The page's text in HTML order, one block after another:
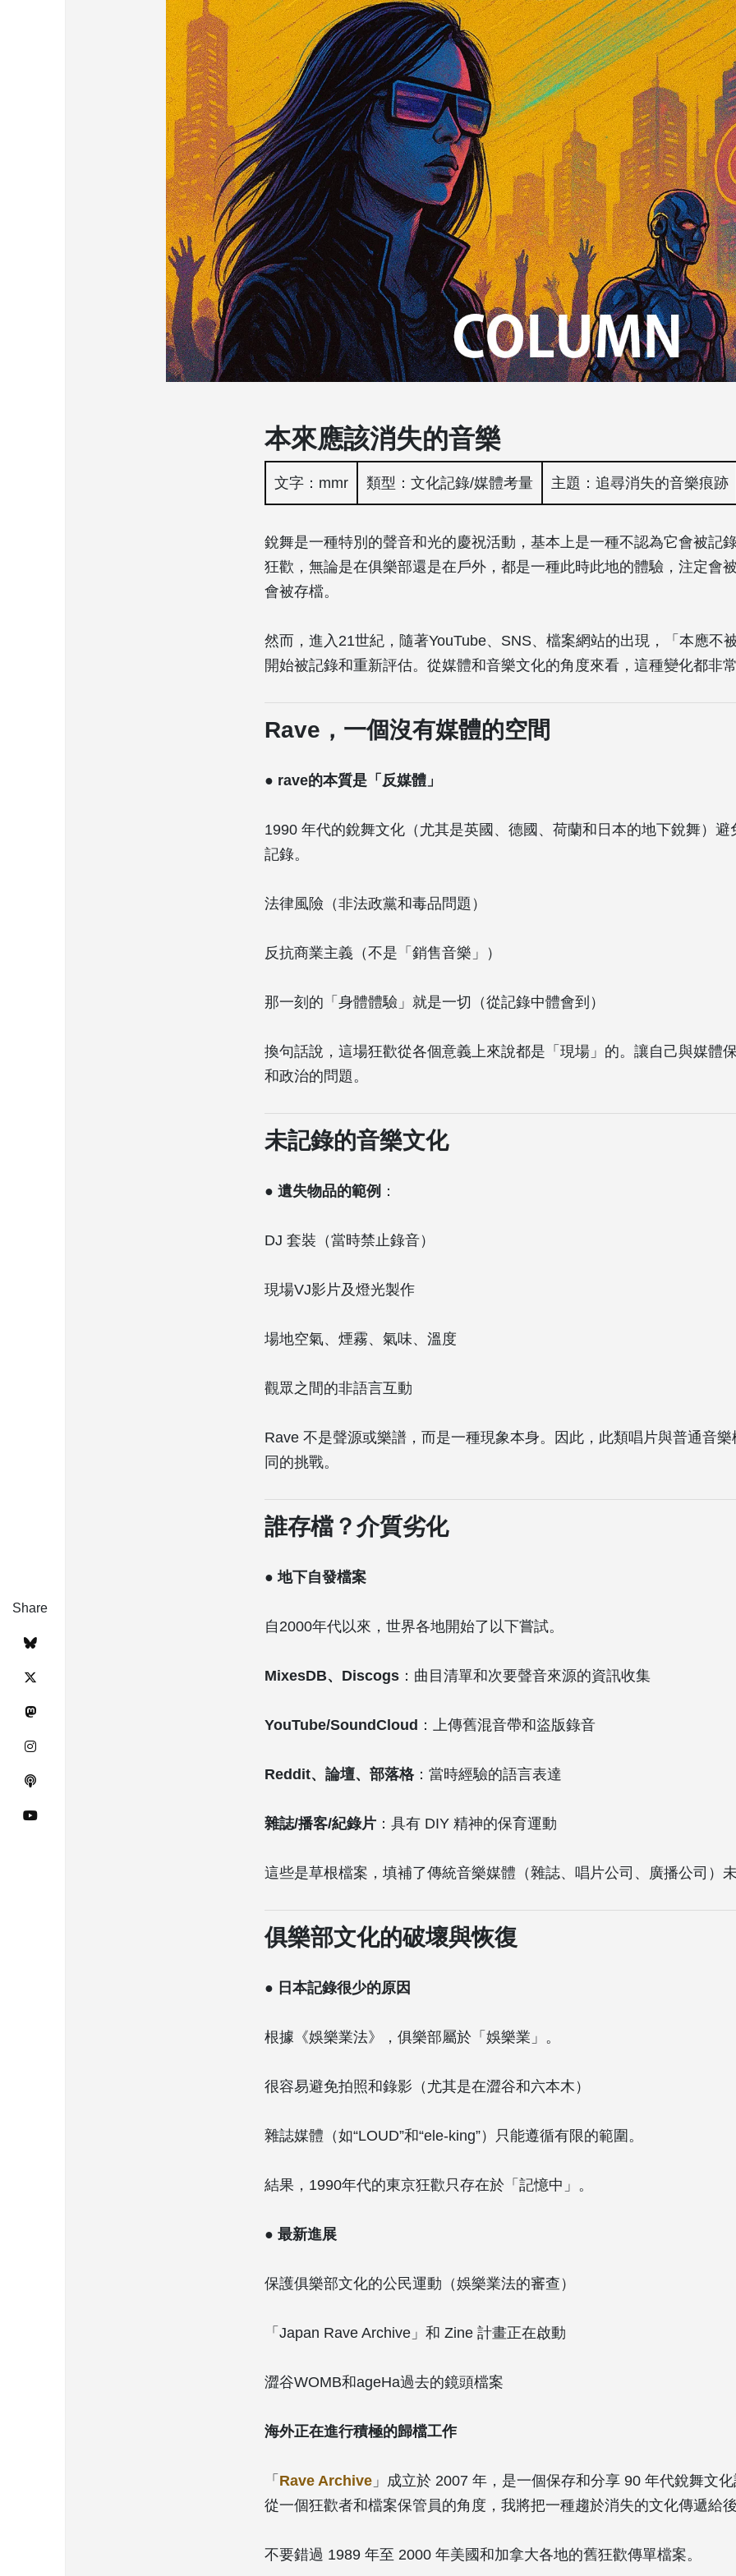
本來應該消失的音樂
文字：mmr 類型：文化記錄/媒體考量 主題：追尋消失的音樂痕跡
銳舞是一種特別的聲音和光的慶祝活動，基本上是一種不認為它會被記錄
狂歡，無論是在俱樂部還是在戶外，都是一種此時此地的體驗，注定會
會被存檔。
然而，進入21世紀，隨著YouTube、SNS、檔案網站的出現，「本應不
開始被記錄和重新評估。從媒體和音樂文化的角度來看，這種變化都非常
Rave，一個沒有媒體的空間
● rave的本質是「反媒體」
1990 年代的銳舞文化（尤其是英國、德國、荷蘭和日本的地下銳舞）避
記錄。
法律風險（非法政黨和毒品問題）
反抗商業主義（不是「銷售音樂」）
那一刻的「身體體驗」就是一切（從記錄中體會到）
換句話說，這場狂歡從各個意義上來說都是「現場」的。讓自己與媒體
和政治的問題。
未記錄的音樂文化
● 遺失物品的範例 ：
DJ 套裝（當時禁止錄音）
現場VJ影片及燈光製作
場地空氣、煙霧、氣味、溫度
觀眾之間的非語言互動
Rave 不是聲源或樂譜，而是一種現象本身。因此，此類唱片與普通音
同的挑戰。
誰存檔？介質劣化
● 地下自發檔案
自2000年代以來，世界各地開始了以下嘗試。
MixesDB、Discogs ：曲目清單和次要聲音來源的資訊收集
YouTube/SoundCloud ：上傳舊混音帶和盜版錄音
Reddit、論壇、部落格：當時經驗的語言表達
雜誌/播客/紀錄片 ：具有 DIY 精神的保育運動
這些是草根檔案，填補了傳統音樂媒體（雜誌、唱片公司、廣播公司）未
俱樂部文化的破壞與恢復
● 日本記錄很少的原因
根據《娛樂業法》，俱樂部屬於「娛樂業」。
很容易避免拍照和錄影（尤其是在澀谷和六本木）
雜誌媒體（如“LOUD”和“ele-king”）只能遵循有限的範圍。
結果，1990年代的東京狂歡只存在於「記憶中」。
● 最新進展
保護俱樂部文化的公民運動（娛樂業法的審查）
「Japan Rave Archive」和 Zine 計畫正在啟動
澀谷WOMB和ageHa過去的鏡頭檔案
海外正在進行積極的歸檔工作
「 Rave Archive 」成立於 2007 年，是一個保存和分享 90 年代銳舞文化
從一個狂歡者和檔案保管員的角度，我將把一種趨於消失的文化傳遞給後
不要錯過 1989 年至 2000 年美國和加拿大各地的舊狂歡傳單檔案。
Share